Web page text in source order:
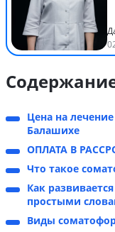
Цена на
Балашихе
ОПЛАТА В
Что такое
Как
простыми
Виды